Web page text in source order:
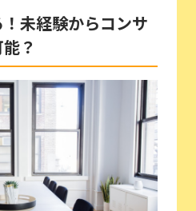
未経験からコンサ
？